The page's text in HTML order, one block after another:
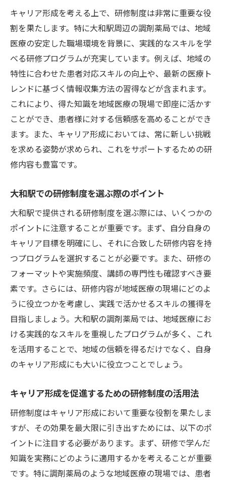
地域の信頼を得るための研修制度の実践的なア
プローチ
地域社会との連携を強化する研修内容
信頼関係構築を目指す研修制度の工夫
実践的なスキルを身につけるための研修
地域住民の信頼を得るための効果的な手法
研修を通じた地域貢献の可能性
研修がもたらす地域医療への影響
調剤薬局での長期的なキャリア形成を促進する
研修制度
長期的なキャリア形成を支える研修制度の
選び方
研修を通じたキャリアパスの明確化
新しい視点を取り入れた研修制度の導入
調剤薬局の成長を促すための研修の役割
個々の目標に応じた研修プログラムの設計
患者様のための知識活用法と研修制度の相乗効
果
患者様のための知識向上を目指す研修内容
研修を通じた患者様とのコミュニケーショ
ンの改善
患者様の信頼を得るための情報提供技術
研修で学ぶ知識の現場への応用法
患者様の健康を支えるための研修プログラ
ム
挑戦し続けるキャリアのために知っておくべき
研修制度の選び方
キャリア形成を考える上で、研修制度は非常に重要な役
割を果たします。特に大和駅周辺の調剤薬局では、地域
医療の安定した職場環境を背景に、実践的なスキルを学
べる研修プログラムが充実しています。例えば、地域の
特性に合わせた患者対応スキルの向上や、最新の医療ト
レンドに基づく情報収集方法の習得などが含まれます。
これにより、得た知識を地域医療の現場で即座に活かす
ことができ、患者様に対する信頼感を高めることができ
ます。また、キャリア形成においては、常に新しい挑戦
を求める姿勢が求められ、これをサポートするための研
修内容も豊富です。
大和駅での研修制度を選ぶ際のポイント
大和駅で提供される研修制度を選ぶ際には、いくつかの
ポイントに注意することが重要です。まず、自分自身の
キャリア目標を明確にし、それに合致した研修内容を持
つプログラムを選択することが必要です。また、研修の
フォーマットや実施頻度、講師の専門性も確認すべき要
素です。さらには、研修内容が地域医療の現場にどのよ
うに役立つかを考慮し、実践で活かせるスキルの獲得を
目指しましょう。大和駅の調剤薬局では、地域医療にお
ける実践的なスキルを重視したプログラムが多く、これ
を活用することで、地域の信頼を得るだけでなく、自身
のキャリア形成にも大いに役立つことでしょう。
キャリア形成を促進するための研修制度の活用法
研修制度はキャリア形成において重要な役割を果たしま
すが、その効果を最大限に引き出すためには、以下のポ
イントに注目する必要があります。まず、研修で学んだ
知識を実務にどのように適用するかを考えることが重要
です。特に調剤薬局のような地域医療の現場では、患者